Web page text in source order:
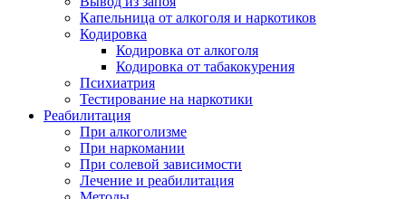
Капельница от алкоголя и наркотиков
Кодировка
Кодировка от алкоголя
Кодировка от табакокурения
Психиатрия
Тестирование на наркотики
Реабилитация
При алкоголизме
При наркомании
При солевой зависимости
Лечение и реабилитация